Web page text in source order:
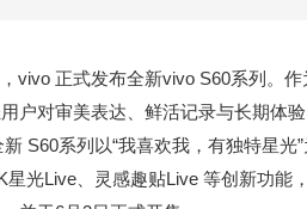
，vivo 正式发布全新vivo S60系列。
户对审美表达、鲜活记录与长期体
S60系列以“我喜欢我，有独特星光
星光Live、灵感趣贴Live 等创新功能